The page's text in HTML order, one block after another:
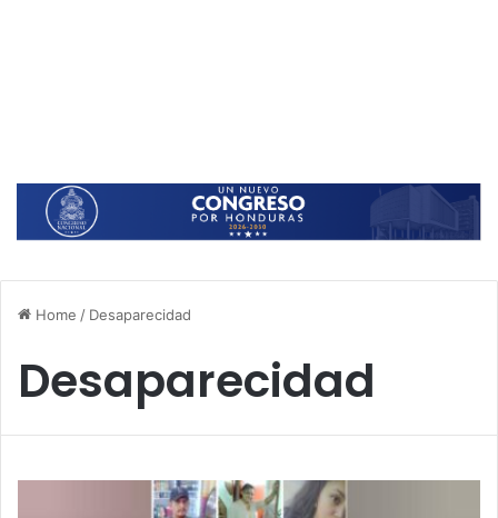
Home / Desaparecidad
Desaparecidad